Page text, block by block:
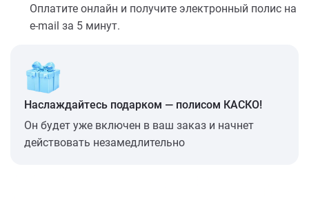
Оплатите онлайн и получите электронный полис на
e-mail за 5 минут.
Наслаждайтесь подарком — полисом КАСКО!
Он будет уже включен в ваш заказ и начнет
действовать незамедлительно